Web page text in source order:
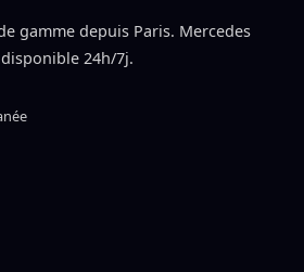
gamme depuis Paris. Mercedes
24h/7j.